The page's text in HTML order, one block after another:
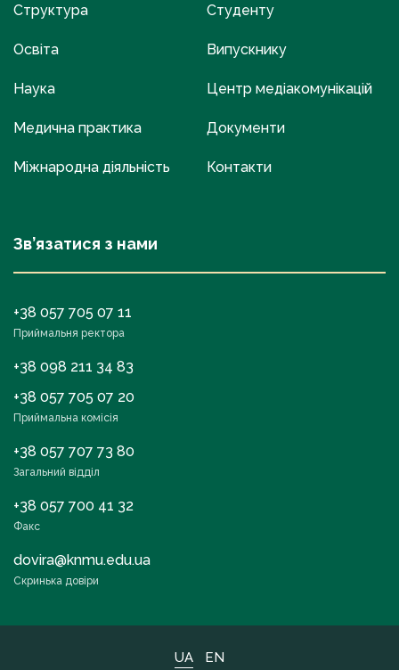
Структура
Освіта
Наука
Медична практика
Міжнародна діяльність
Студенту
Випускнику
Центр медіакомунікацій
Документи
Контакти
Зв’язатися з нами
+38 057 705 07 11
Приймальня ректора
+38 098 211 34 83
+38 057 705 07 20
Приймальна комісія
+38 057 707 73 80
Загальний відділ
+38 057 700 41 32
Факс
dovira@knmu.edu.ua
Скринька довіри
UA EN